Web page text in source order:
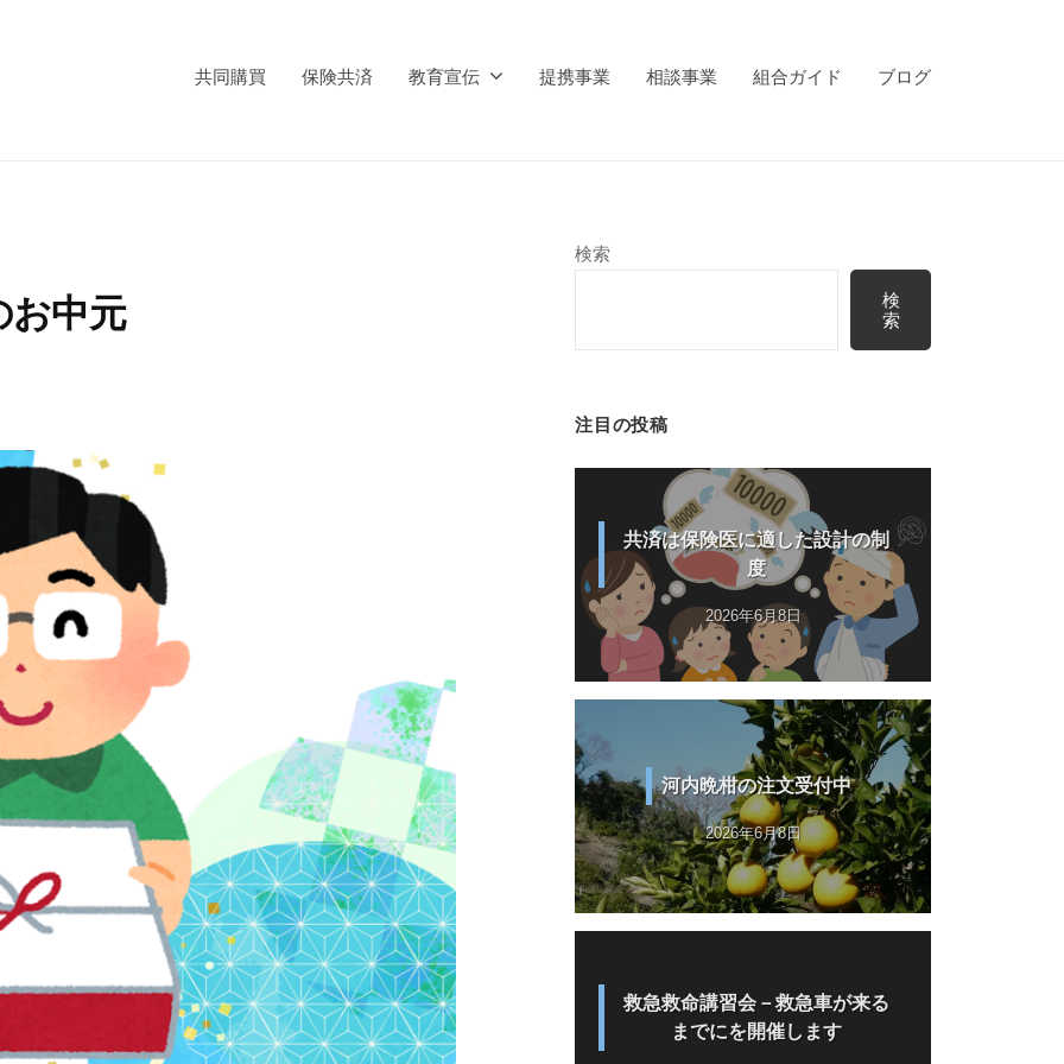
共同購買 保険共済 教育宣伝 提携事業 相談事業 組合ガイド ブログ
お中元
検索
検
索
注目の投稿
共済は保険医に適した設計の制
度
2026年6月8日
河内晩柑の注文受付中
2026年6月8日
救急救命講習会－救急車が来る
までにを開催します